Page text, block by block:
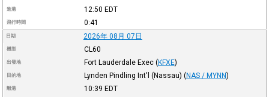
進港 12:50 EDT
飛行時間 0:41
日期 2026年 08月 07日
機型 CL60
出發地 Fort Lauderdale Exec (KFXE)
目的地 Lynden Pindling Int'l (Nassau) (NAS / MYNN)
離港 10:39 EDT